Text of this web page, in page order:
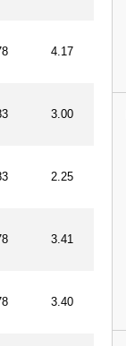
4.17
3.00
2.25
3.41
3.40